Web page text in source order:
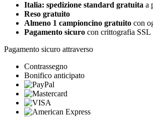
Italia: spedizione standard gratuita a
Reso gratuito
Almeno 1 campioncino gratuito con
Pagamento sicuro con crittografia SSL
Pagamento sicuro attraverso
Contrassegno
Bonifico anticipato